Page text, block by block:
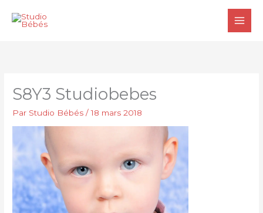
S8Y3 Studiobebes
Par Studio Bébés/18 mars 2018